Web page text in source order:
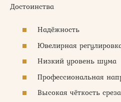
Достоинства
Надёжность
Ювелирная
Низкий уровень шума
Профессиональная
Высокая чёткость среза